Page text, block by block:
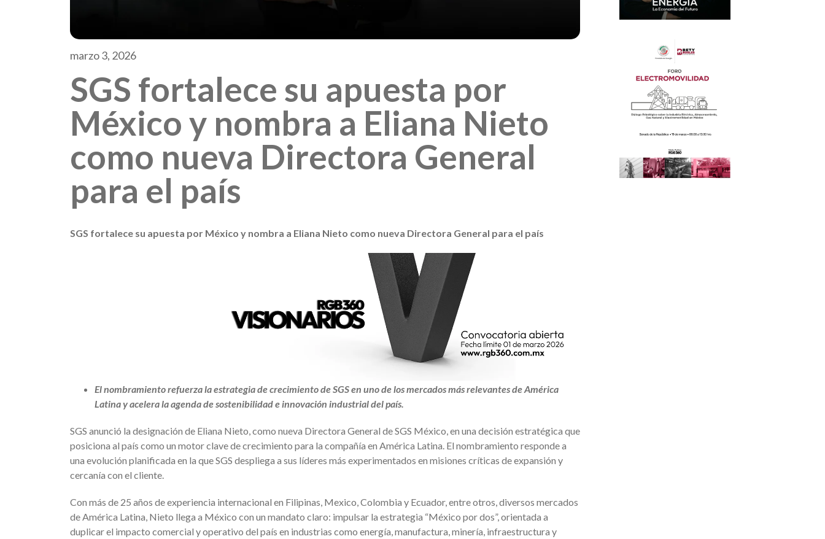
marzo 3, 2026
SGS fortalece su apuesta por
México y nombra a Eliana Nieto
como nueva Directora General
para el país
SGS fortalece su apuesta por México y nombra a Eliana Nieto como nueva Directora General para el país
El nombramiento refuerza la estrategia de crecimiento de SGS en uno de los mercados más relevantes de América
Latina y acelera la agenda de sostenibilidad e innovación industrial del país.
SGS anunció la designación de Eliana Nieto, como nueva Directora General de SGS México, en una decisión estratégica que
posiciona al país como un motor clave de crecimiento para la compañía en América Latina. El nombramiento responde a
una evolución planificada en la que SGS despliega a sus líderes más experimentados en misiones críticas de expansión y
cercanía con el cliente.
Con más de 25 años de experiencia internacional en Filipinas, Mexico, Colombia y Ecuador, entre otros, diversos mercados
de América Latina, Nieto llega a México con un mandato claro: impulsar la estrategia “México por dos”, orientada a
duplicar el impacto comercial y operativo del país en industrias como energía, manufactura, minería, infraestructura y